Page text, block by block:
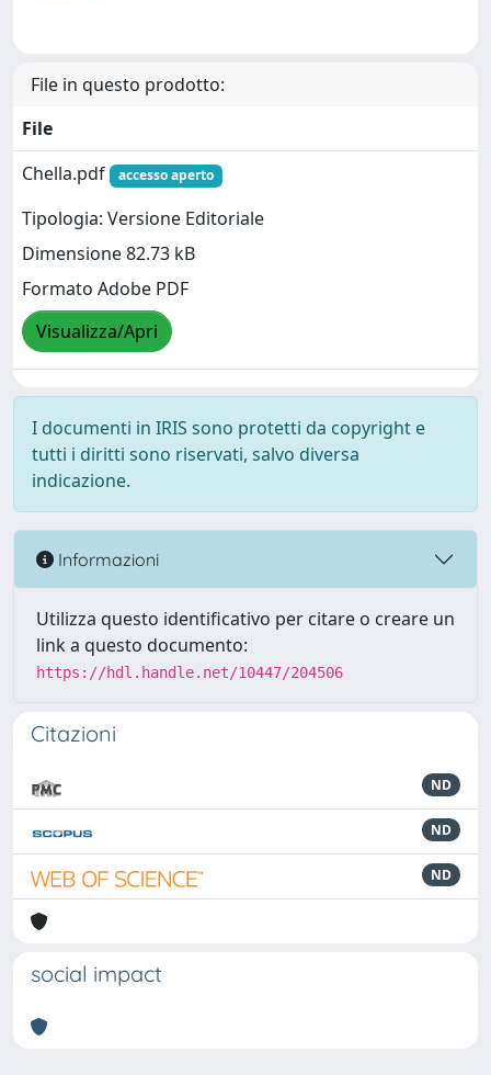
File in questo prodotto:
File
Chella.pdf
accesso aperto
Tipologia: Versione Editoriale
Dimensione 82.73 kB
Formato Adobe PDF
Visualizza/Apri
I documenti in IRIS sono protetti da copyright e
tutti i diritti sono riservati, salvo diversa
indicazione.
Informazioni
Utilizza questo identificativo per citare o creare un
link a questo documento:
https://hdl.handle.net/10447/204506
Citazioni
ND
ND
ND
social impact